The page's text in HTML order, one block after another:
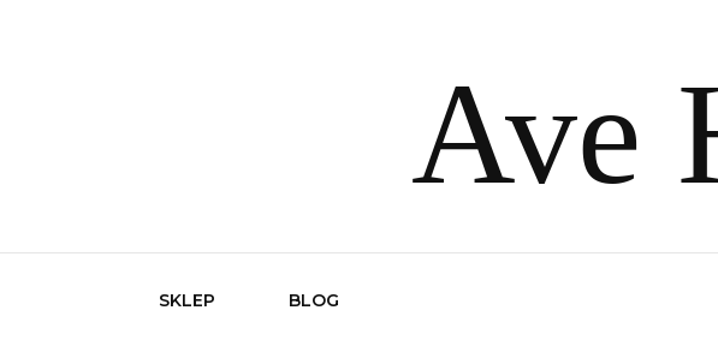
Ave
SKLEP BLOG